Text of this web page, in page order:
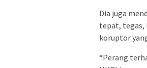
Dia juga
tepat, tegas,
koruptor
“Perang